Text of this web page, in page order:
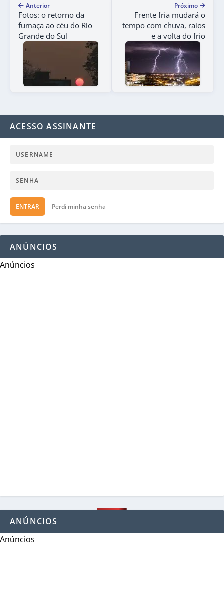
Anterior
Fotos: o retorno da
fumaça ao céu do Rio
Grande do Sul
Próximo
Frente fria mudará o
tempo com chuva, raios
e a volta do frio
ACESSO ASSINANTE
ENTRAR Perdi minha senha
ANÚNCIOS
Anúncios
ANÚNCIOS
Anúncios